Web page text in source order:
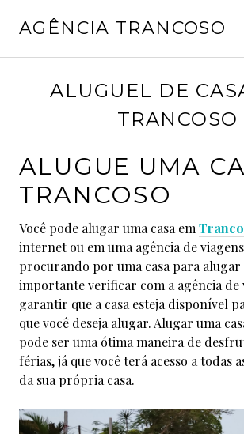
paraAGÊNCIA TRANCOSO
s
t
m
2
8
,
2
0
2
2
ALUGUEL DE
TRANCOSO
ALUGUE UMA
TRANCOSO
Você pode alugar uma casa em
internet ou em uma agência de
procurando por uma casa para alugar
importante verificar com a agência de
garantir que a casa esteja disponível
que você deseja alugar. Alugar uma
pode ser uma ótima maneira de
férias, já que você terá acesso a todas
da sua própria casa.